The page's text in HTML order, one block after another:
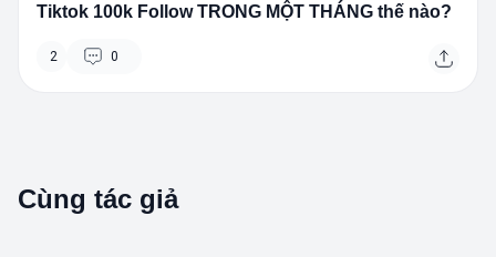
Tiktok 100k Follow TRONG MỘT THÁNG thế nào?
2 0
Cùng tác giả